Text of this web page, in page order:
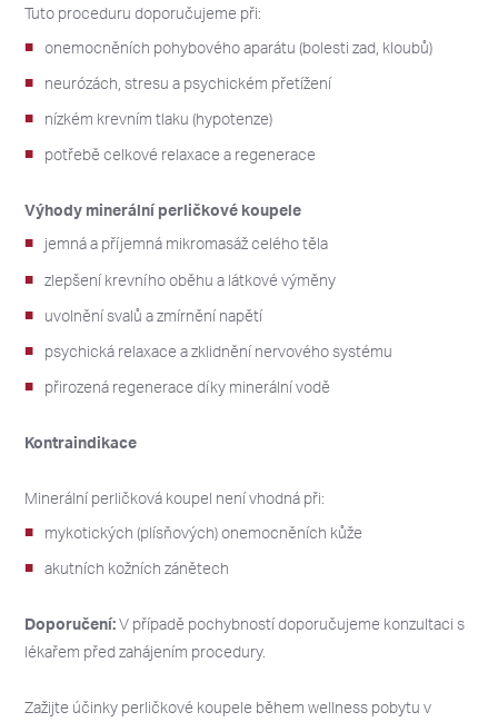
Tuto proceduru doporučujeme při:
onemocněních pohybového aparátu (bolesti zad, kloubů)
neurózách, stresu a psychickém přetížení
nízkém krevním tlaku (hypotenze)
potřebě celkové relaxace a regenerace
Výhody minerální perličkové koupele
jemná a příjemná mikromasáž celého těla
zlepšení krevního oběhu a látkové výměny
uvolnění svalů a zmírnění napětí
psychická relaxace a zklidnění nervového systému
přirozená regenerace díky minerální vodě
Kontraindikace
Minerální perličková koupel není vhodná při:
mykotických (plísňových) onemocněních kůže
akutních kožních zánětech
Doporučení:V případě pochybností doporučujeme konzultaci s
lékařem před zahájením procedury.
Zažijte účinky perličkové koupele během wellness pobytu v
27 28 29 31 1
3 4 5
17 18 19 20
24 25 26 27 28 29 30
27 28 29 31 1
3 4 5
17 18 19 20
24 25 26 27 28 29 30